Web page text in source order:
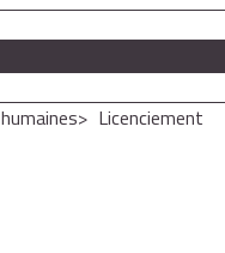
Licenciement